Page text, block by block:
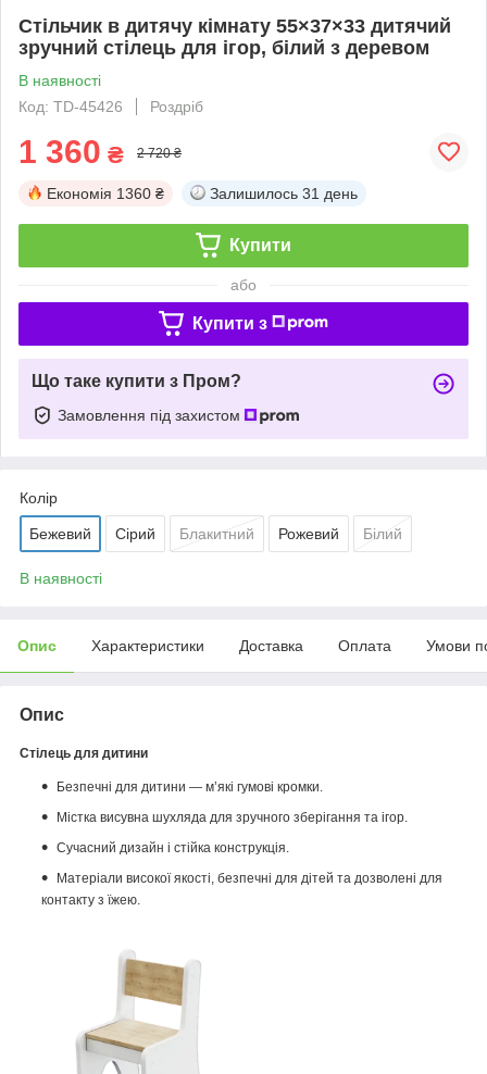
Стільчик в дитячу кімнату 55×37×33 дитячий
зручний стілець для ігор, білий з деревом
В наявності
Код: TD-45426
Роздріб
1 360 ₴ 2 720 ₴
Економія 1360 ₴ Залишилось 31 день
Купити
або
Купити з
Що таке купити з Пром?
Замовлення під захистом
Колір
Бежевий Сірий Блакитний Рожевий Білий
В наявності
Опис Характеристики Доставка Оплата Умови
Опис
Стілець для дитини
Безпечні для дитини — м’які гумові кромки.
Містка висувна шухляда для зручного зберігання та ігор.
Сучасний дизайн і стійка конструкція.
Матеріали високої якості, безпечні для дітей та дозволені для
контакту з їжею.